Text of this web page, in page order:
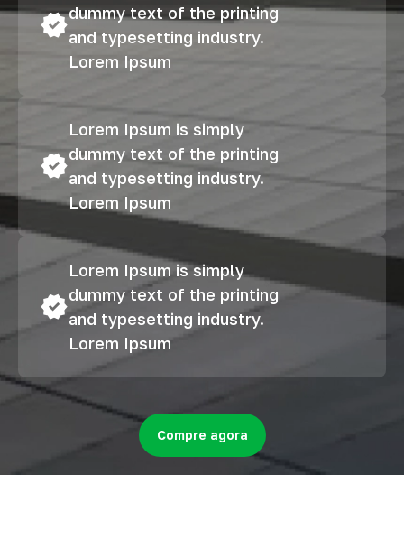
dummy text of the printing
and typesetting industry.
Lorem Ipsum
Lorem Ipsum is simply
dummy text of the printing
and typesetting industry.
Lorem Ipsum
Lorem Ipsum is simply
dummy text of the printing
and typesetting industry.
Lorem Ipsum
Compre agora